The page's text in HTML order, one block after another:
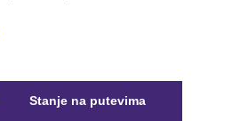
Stanje na putevima